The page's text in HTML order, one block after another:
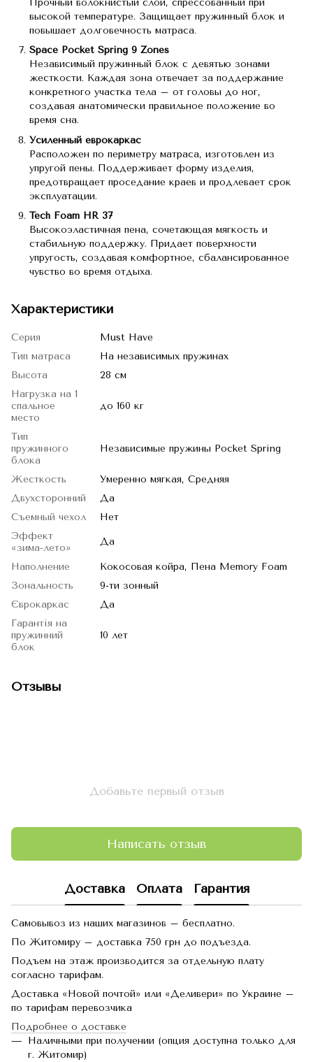
Прочный волокнистый слой, спрессованный при
высокой температуре. Защищает пружинный блок и
повышает долговечность матраса.
Space Pocket Spring 9 Zones
Независимый пружинный блок с девятью зонами
жесткости. Каждая зона отвечает за поддержание
конкретного участка тела – от головы до ног,
создавая анатомически правильное положение во
время сна.
Усиленный еврокаркас
Расположен по периметру матраса, изготовлен из
упругой пены. Поддерживает форму изделия,
предотвращает проседание краев и продлевает срок
эксплуатации.
Tech Foam HR 37
Высокоэластичная пена, сочетающая мягкость и
стабильную поддержку. Придает поверхности
упругость, создавая комфортное, сбалансированное
чувство во время отдыха.
Характеристики
Серия
Must Have
Тип матраса
На независимых пружинах
Высота
28 см
Нагрузка на 1
спальное
место
до 160 кг
Тип
пружинного
блока
Независимые пружины Pocket Spring
Жесткость
Умеренно мягкая, Средняя
Двухсторонний
Да
Съемный чехол
Нет
Эффект
«зима-лето»
Да
Наполнение
Кокосовая койра, Пена Memory Foam
Зональность
9-ти зонный
Єврокаркас
Да
Гарантія на
пружинний
блок
10 лет
Отзывы
Добавьте первый отзыв
Написать отзыв
Доставка Оплата Гарантия
Самовывоз из наших магазинов – бесплатно.
По Житомиру – доставка 750 грн до подъезда.
Подъем на этаж производится за отдельную плату
согласно тарифам.
Доставка «Новой почтой» или «Деливери» по Украине –
по тарифам перевозчика
Подробнее о доставке
Наличными при получении (опция доступна только для
г. Житомир)